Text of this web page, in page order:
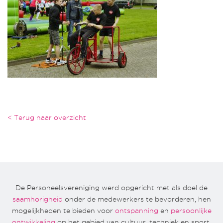
< Terug naar overzicht
De Personeelsvereniging werd opgericht met als doel de
saamhorigheid onder de medewerkers te bevorderen, hen
mogelijkheden te bieden voor ontspanning en persoonlijke